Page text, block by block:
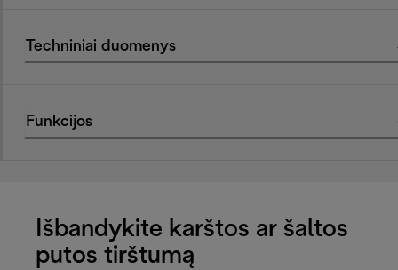
Techniniai duomenys
Funkcijos
Išbandykite karštos ar šaltos
putos tirštumą